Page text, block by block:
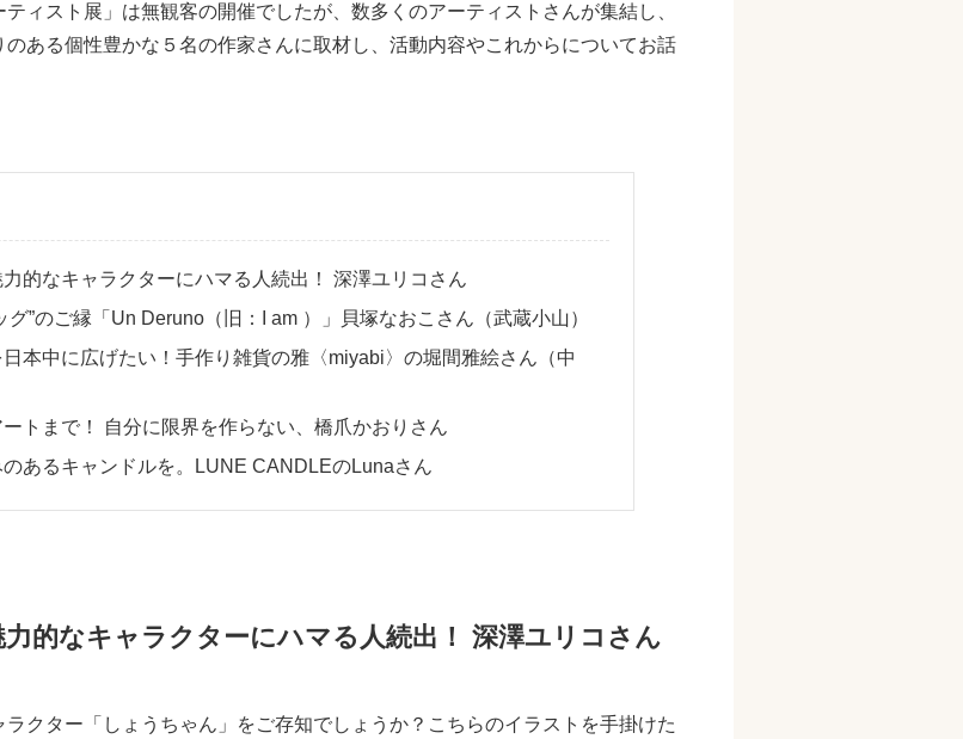
ィスト展」は無観客の開催でしたが、数多くのアーティストさんが集結し、
ある個性豊かな５名の作家さんに取材し、活動内容やこれからについてお話
的なキャラクターにハマる人続出！ 深澤ユリコさん
”のご縁「Un Deruno（旧：I am ）」貝塚なおこさん（武蔵小山）
本中に広げたい！手作り雑貨の雅〈miyabi〉の堀間雅絵さん（中
トまで！ 自分に限界を作らない、橋爪かおりさん
あるキャンドルを。LUNE CANDLEのLunaさん
的なキャラクターにハマる人続出！ 深澤ユリコさん
クター「しょうちゃん」をご存知でしょうか？こちらのイラストを手掛けた